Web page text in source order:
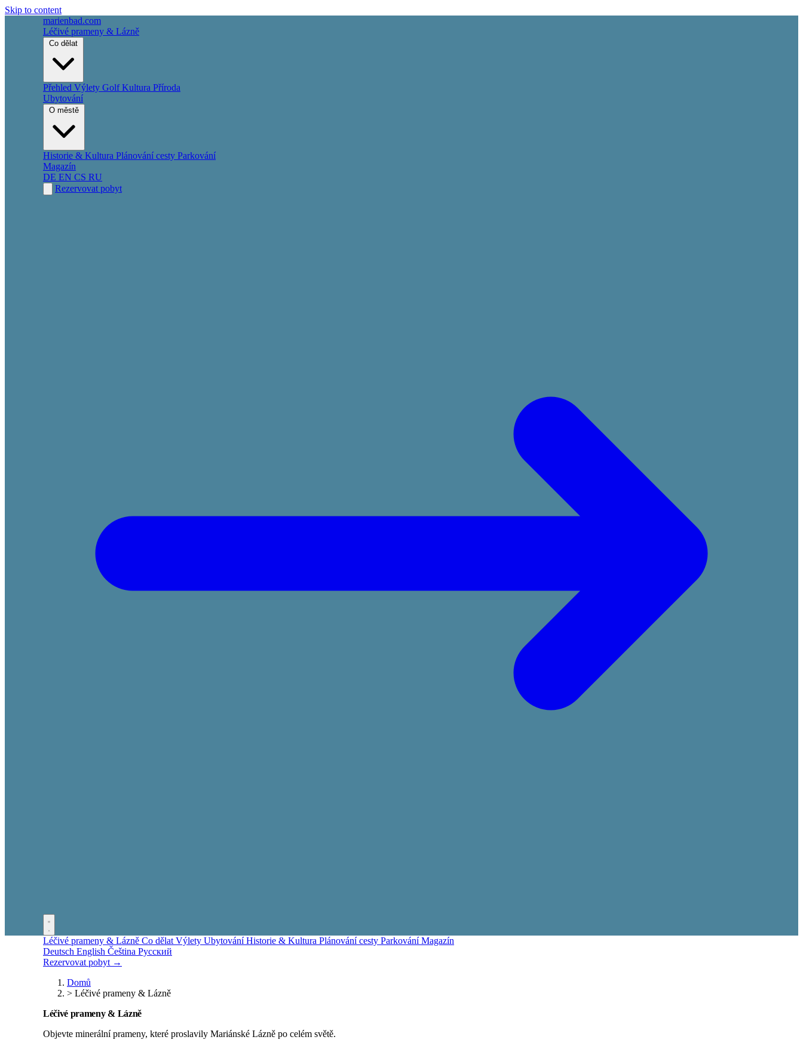
Skip to content
marienbad.com
Léčivé prameny & Lázně
Přehled Výlety GolfKultura Příroda
Ubytování
Historie & Kultura Plánování cesty Parkování
Magazín
DE EN CS RU
Rezervovat pobyt
Léčivé prameny & Lázně Co dělat Výlety UbytováníHistorie & Kultura Plánování cesty ParkováníMagazín
Deutsch English Čeština Русский
Rezervovat pobyt →
Domů
> Léčivé prameny & Lázně
Léčivé prameny & Lázně
Objevte minerální prameny, které proslavily Mariánské Lázně po celém světě.